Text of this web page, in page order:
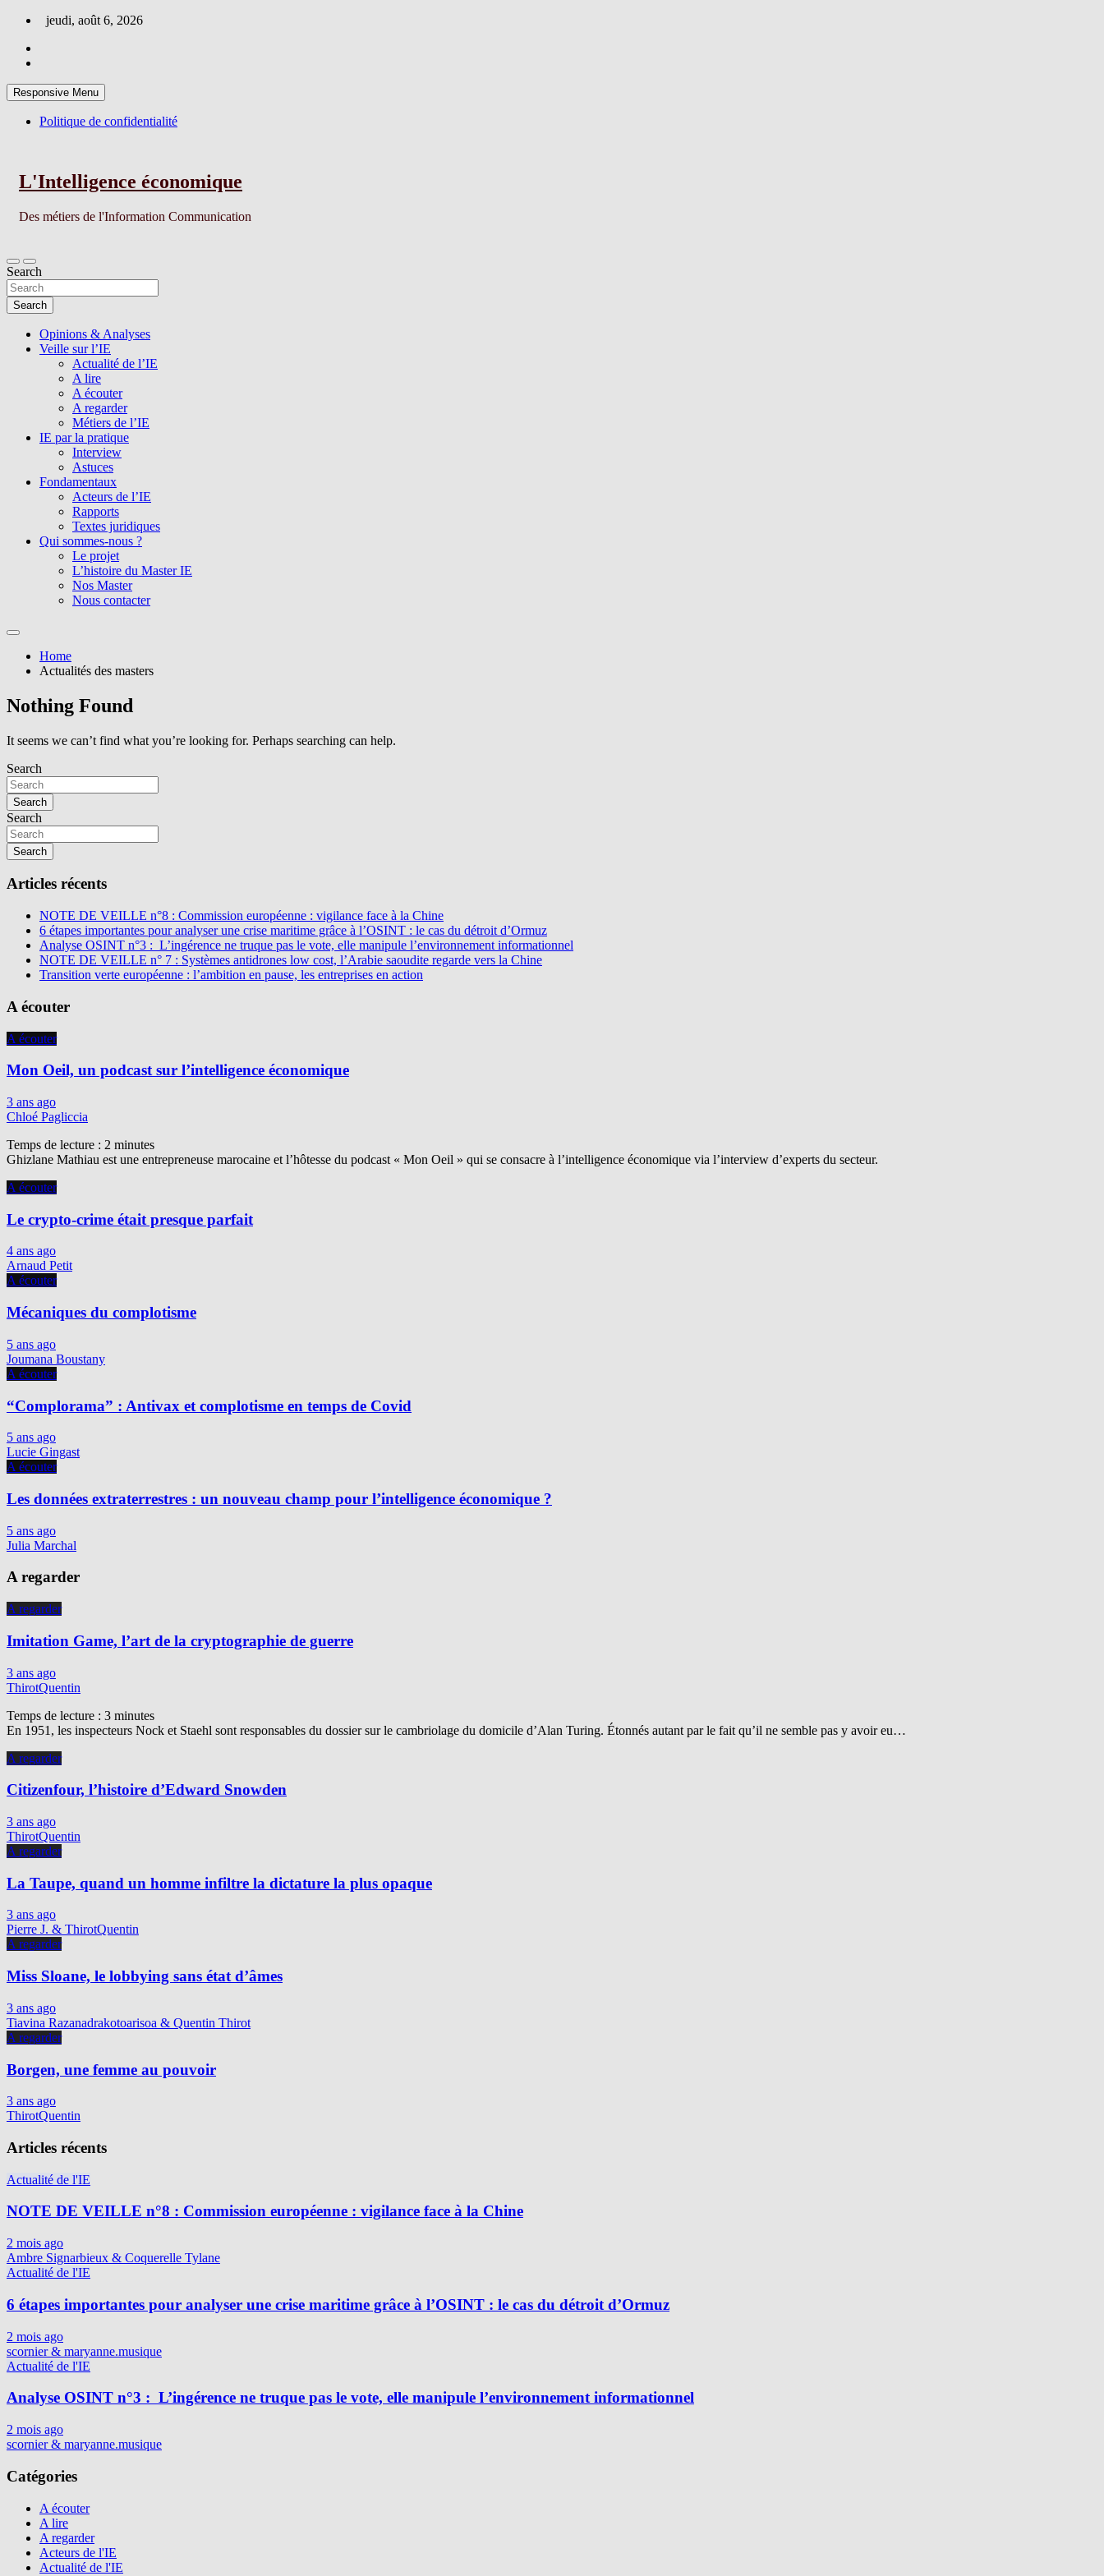
Skip
content
jeudi, août 6, 2026
Responsive Menu
Politique de confidentialité
L'Intelligence économique
Des métiers de l'Information Communication
Search
Search
Opinions & Analyses
Veille sur l’IE
Actualité de l’IE
A lire
A écouter
A regarder
Métiers de l’IE
IE par la pratique
Interview
Astuces
Fondamentaux
Acteurs de l’IE
Rapports
Textes juridiques
Qui sommes-nous ?
Le projet
L’histoire du Master IE
Nos Master
Nous contacter
Home
Actualités des masters
Nothing Found
It seems we can’t find what you’re looking for. Perhaps searching can help.
Search
Search
Search
Search
Articles récents
NOTE DE VEILLE n°8 : Commission européenne : vigilance face à la Chine
6 étapes importantes pour analyser une crise maritime grâce à l’OSINT : le cas du détroit d’Ormuz
Analyse OSINT n°3 : L’ingérence ne truque pas le vote, elle manipule l’environnement informationnel
NOTE DE VEILLE n° 7 : Systèmes antidrones low cost, l’Arabie saoudite regarde vers la Chine
Transition verte européenne : l’ambition en pause, les entreprises en action
A écouter
A écouter
Mon Oeil, un podcast sur l’intelligence économique
3 ans ago
Chloé Pagliccia
Temps de lecture : 2 minutes
Ghizlane Mathiau est une entrepreneuse marocaine et l’hôtesse du podcast « Mon Oeil » qui se consacre à l’intelligence économique via l’interview d’experts du secteur.
A écouter
Le crypto-crime était presque parfait
4 ans ago
Arnaud Petit
A écouter
Mécaniques du complotisme
5 ans ago
Joumana Boustany
A écouter
“Complorama” : Antivax et complotisme en temps de Covid
5 ans ago
Lucie Gingast
A écouter
Les données extraterrestres : un nouveau champ pour l’intelligence économique ?
5 ans ago
Julia Marchal
A regarder
A regarder
Imitation Game, l’art de la cryptographie de guerre
3 ans ago
ThirotQuentin
Temps de lecture : 3 minutes
En 1951, les inspecteurs Nock et Staehl sont responsables du dossier sur le cambriolage du domicile d’Alan Turing. Étonnés autant par le fait qu’il ne semble pas y avoir eu…
A regarder
Citizenfour, l’histoire d’Edward Snowden
3 ans ago
ThirotQuentin
A regarder
La Taupe, quand un homme infiltre la dictature la plus opaque
3 ans ago
Pierre J. & ThirotQuentin
A regarder
Miss Sloane, le lobbying sans état d’âmes
3 ans ago
Tiavina Razanadrakotoarisoa & Quentin Thirot
A regarder
Borgen, une femme au pouvoir
3 ans ago
ThirotQuentin
Articles récents
Actualité de l'IE
NOTE DE VEILLE n°8 : Commission européenne : vigilance face à la Chine
2 mois ago
Ambre Signarbieux & Coquerelle Tylane
Actualité de l'IE
6 étapes importantes pour analyser une crise maritime grâce à l’OSINT : le cas du détroit d’Ormuz
2 mois ago
scornier & maryanne.musique
Actualité de l'IE
Analyse OSINT n°3 : L’ingérence ne truque pas le vote, elle manipule l’environnement informationnel
2 mois ago
scornier & maryanne.musique
Catégories
A écouter
A lire
A regarder
Acteurs de l'IE
Actualité de l'IE